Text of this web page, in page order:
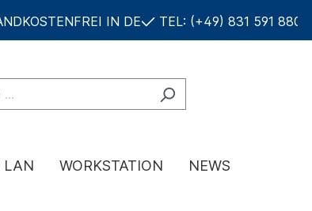
IN DE TEL: (+49) 831 591 880 10
LAN WORKSTATION NEWS